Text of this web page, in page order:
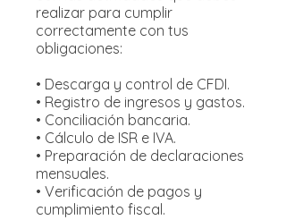
realizar para cumplir
correctamente con tus
obligaciones:
• Descarga y control de CFDI.
• Registro de ingresos y gastos.
• Conciliación bancaria.
• Cálculo de ISR e IVA.
• Preparación de declaraciones
mensuales.
• Verificación de pagos y
cumplimiento fiscal.